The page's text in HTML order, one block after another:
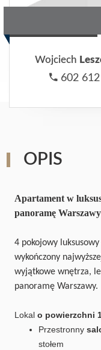
Wojciech
602 612
OPIS
Apartament w
panoramę
4 pokojowy
wykończony
wyjątkowe wnętrza,
panoramę Warszawy.
Lokal o powierzchni
Przestronny
stołem